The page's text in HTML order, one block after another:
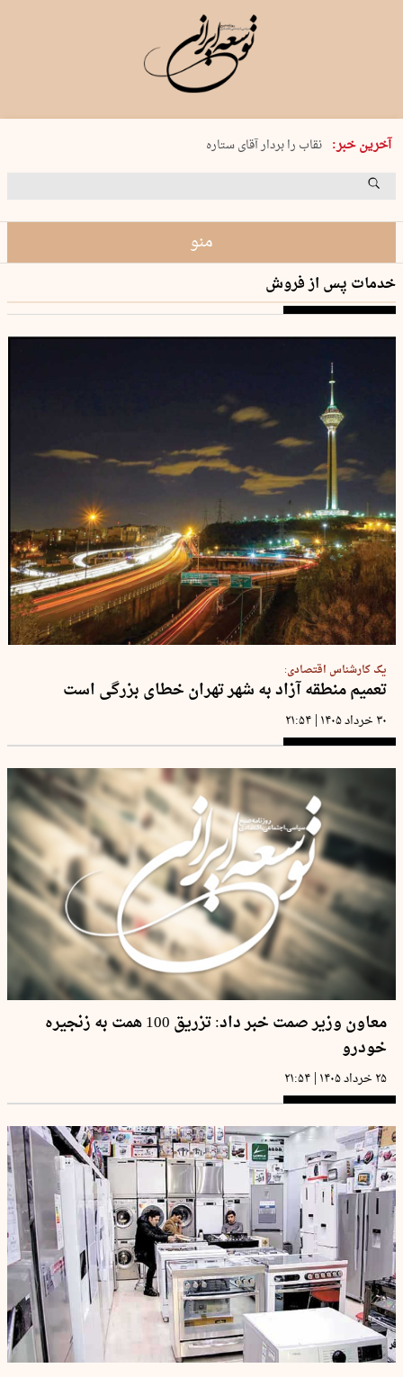
آخرین خبر:
پنجشنبه 15 مرداد 1405 شماره 2243
نقاب را بردار آقای ستاره
کدام فوتبال؟
منو
خدمات پس از فروش
یک کارشناس اقتصادی:
تعمیم منطقه آزاد به شهر تهران خطای بزرگی است
۳۰ خرداد ۱۴۰۵ | ۲۱:۵۴
معاون وزیر صمت خبر داد: تزریق 100 همت به زنجیره
خودرو
۲۵ خرداد ۱۴۰۵ | ۲۱:۵۴